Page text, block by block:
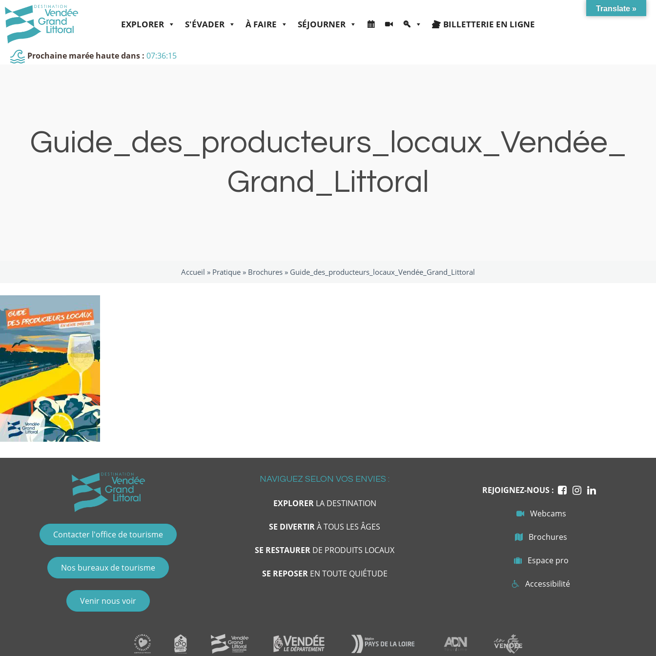
EXPLORER S'ÉVADER À FAIRE SÉJOURNER BILLETTERIE EN LIGNE
Prochaine marée haute dans : 07:36:14
Guide_des_producteurs_locaux_Vendée_
Grand_Littoral
Accueil » Pratique » Brochures » Guide_des_producteurs_locaux_Vendée_Grand_Littoral
Contacter l'office de tourisme
Nos bureaux de tourisme
Venir nous voir
NAVIGUEZ SELON VOS ENVIES :
EXPLORERLA DESTINATION
SE DIVERTIRÀ TOUS LES ÂGES
SE RESTAURER DE PRODUITS LOCAUX
SE REPOSEREN TOUTE QUIÉTUDE
REJOIGNEZ-NOUS :
Webcams
Brochures
Espace pro
Accessibilité
Translate »